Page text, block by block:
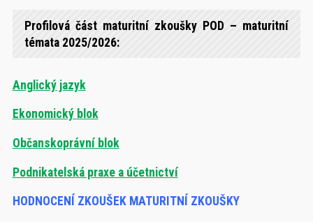
Profilová část maturitní zkoušky POD – maturitní
témata 2025/2026:
Anglický jazyk
Ekonomický blok
Občanskoprávní blok
Podnikatelská praxe a účetnictví
HODNOCENÍ ZKOUŠEK MATURITNÍ ZKOUŠKY